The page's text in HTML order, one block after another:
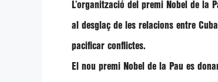
L’organització del premi Nobel de la
al desglaç de les relacions entre
pacificar conflictes.
El nou premi Nobel de la Pau es